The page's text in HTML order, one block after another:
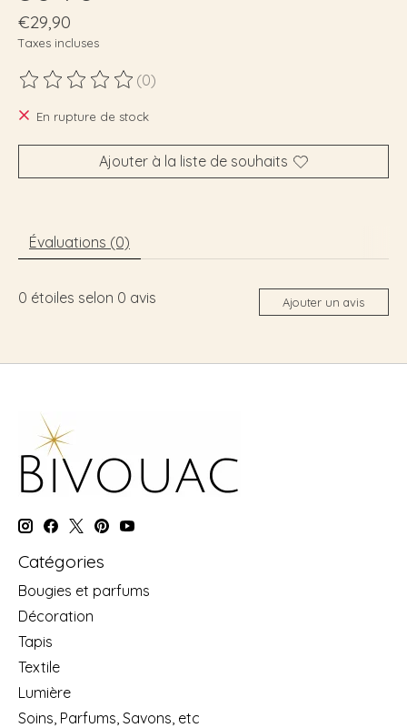
€29,90
Taxes incluses
Ce produit est évalué à
(0)
En rupture de stock
Ajouter à la liste de souhaits
Évaluations (0)
0 étoiles selon 0 avis Ajouter un avis
Catégories
Bougies et parfums
Décoration
Tapis
Textile
Lumière
Soins, Parfums, Savons, etc